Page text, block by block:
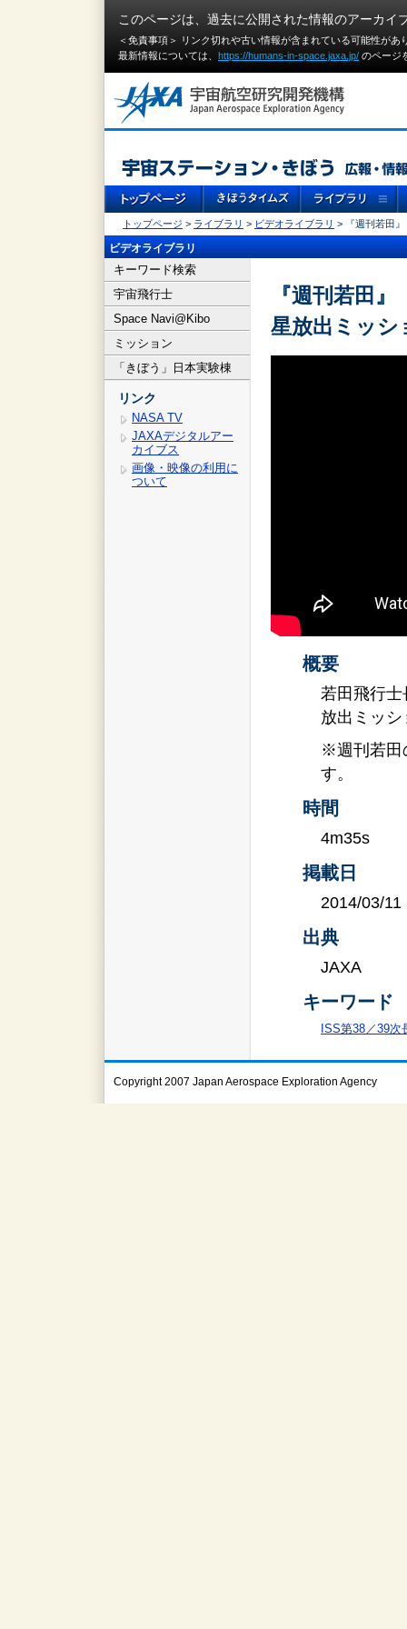
このページは、過去に公開された情報のアーカイ
＜免責事項＞ リンク切れや古い情報が含まれている可能性が
最新情報については、 https://humans-in-space.jaxa.jp/ のページ
トップページ > ライブラリ > ビデオライブラリ > 『週刊若田
ビデオライブラリ
キーワード検索
宇宙飛行士
Space Navi@Kibo
ミッション
「きぼう」日本実験棟
リンク
NASA TV
JAXAデジタルアー
カイブス
画像・映像の利用に
ついて
『週刊若田
星放出ミッ
概要
若田飛行
放出ミッ
※週刊若田
す。
時間
4m35s
掲載日
2014/03/11
出典
JAXA
キーワード
ISS第38／39次
Copyright 2007 Japan Aerospace Exploration Agency